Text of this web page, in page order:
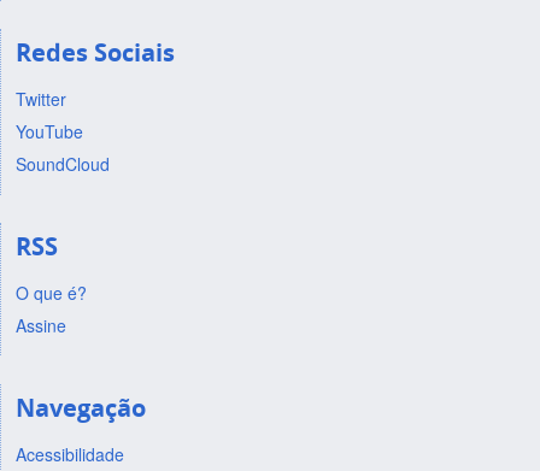
Redes Sociais
Twitter
YouTube
SoundCloud
RSS
O que é?
Assine
Navegação
Acessibilidade